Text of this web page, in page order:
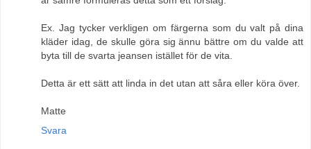
Ex. Jag tycker verkligen om färgerna som du valt på dina
kläder idag, de skulle göra sig ännu bättre om du valde att
byta till de svarta jeansen istället för de vita.
Detta är ett sätt att linda in det utan att såra eller köra över.
Matte
Svara